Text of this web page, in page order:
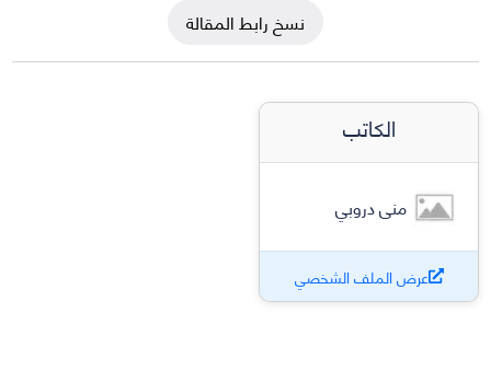
نسخ رابط المقالة
الكاتب
منى دروبي
عرض الملف الشخصي